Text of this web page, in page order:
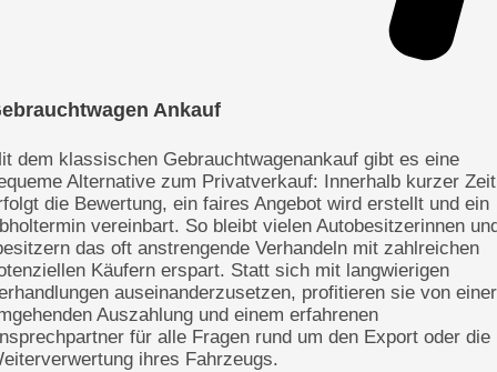
Ankauf
dem klassischen Gebrauchtwagenankauf gibt es eine
Alternative zum Privatverkauf: Innerhalb kurzer Zeit
die Bewertung, ein faires Angebot wird erstellt und ein
vereinbart. So bleibt vielen Autobesitzerinnen
das oft anstrengende Verhandeln mit zahlreichen
Käufern erspart. Statt sich mit langwierigen
auseinanderzusetzen, profitieren sie von einer
Auszahlung und einem erfahrenen
für alle Fragen rund um den Export oder die
ihres Fahrzeugs.